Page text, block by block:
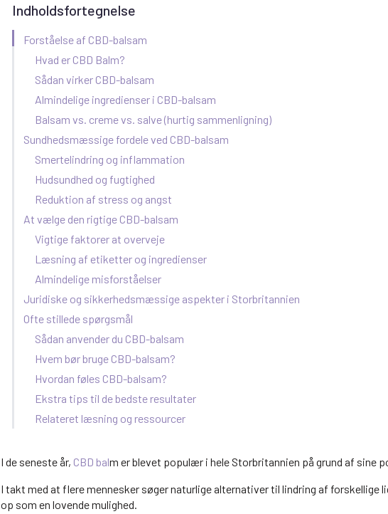
Indholdsfortegnelse
Forståelse af CBD-balsam
Hvad er CBD Balm?
Sådan virker CBD-balsam
Almindelige ingredienser i CBD-balsam
Balsam vs. creme vs. salve (hurtig sammenligning)
Sundhedsmæssige fordele ved CBD-balsam
Smertelindring og inflammation
Hudsundhed og fugtighed
Reduktion af stress og angst
At vælge den rigtige CBD-balsam
Vigtige faktorer at overveje
Læsning af etiketter og ingredienser
Almindelige misforståelser
Juridiske og sikkerhedsmæssige aspekter i Storbritannien
Ofte stillede spørgsmål
Sådan anvender du CBD-balsam
Hvem bør bruge CBD-balsam?
Hvordan føles CBD-balsam?
Ekstra tips til de bedste resultater
Relateret læsning og ressourcer
I de seneste år, CBD balm er blevet populær i hele Storbritannien på grund af sine
I takt med at flere mennesker søger naturlige alternativer til lindring af forskellige
op som en lovende mulighed.